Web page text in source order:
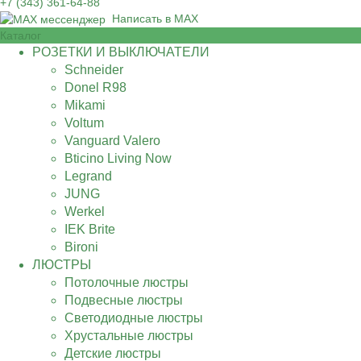
Написать в MAX
Каталог
РОЗЕТКИ И ВЫКЛЮЧАТЕЛИ
Schneider
Donel R98
Mikami
Voltum
Vanguard Valero
Bticino Living Now
Legrand
JUNG
Werkel
IEK Brite
Bironi
ЛЮСТРЫ
Потолочные люстры
Подвесные люстры
Светодиодные люстры
Хрустальные люстры
Детские люстры